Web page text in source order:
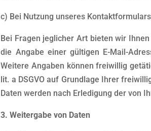
c) Bei Nutzung unseres Kontaktformulars
Bei Fragen jeglicher Art bieten wir
die Angabe einer gültigen E-Mail-
Weitere Angaben können freiwillig
lit. a DSGVO auf Grundlage Ihrer
Daten werden nach Erledigung der von
3. Weitergabe von Daten